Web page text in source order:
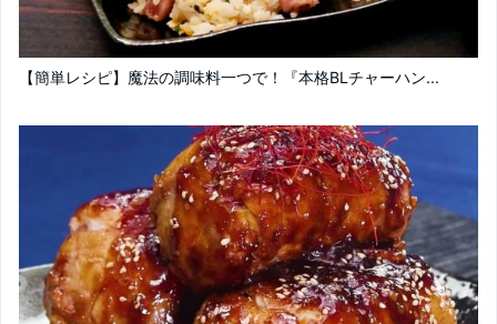
【簡単レシピ】魔法の調味料一つで！『本格BLチャーハン...